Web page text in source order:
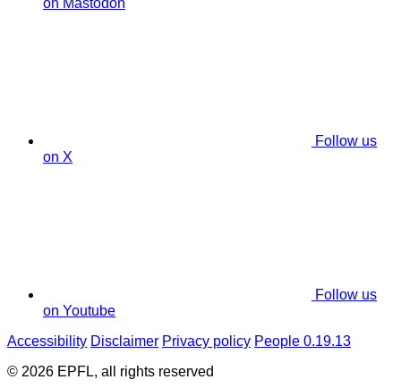
on Mastodon
Follow us
on X
Follow us
on Youtube
Accessibility Disclaimer Privacy policy People 0.19.13
© 2026 EPFL, all rights reserved